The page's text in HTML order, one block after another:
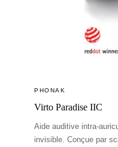
PHONAK
Virto Paradise IIC
Aide auditive intra-
invisible. Conçue par